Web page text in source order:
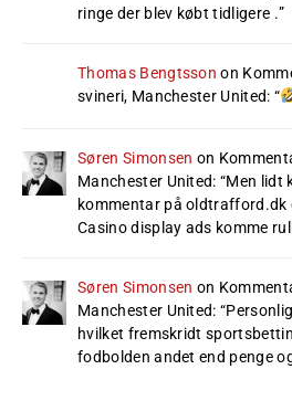
ringe der blev købt tidligere .”
Thomas Bengtsson on
svineri, Manchester United: “
Søren Simonsen on
Manchester United: “Men lidt
kommentar på oldtrafford.dk
Casino display ads komme
Søren Simonsen on
Manchester United: “
hvilket fremskridt
fodbolden andet end penge